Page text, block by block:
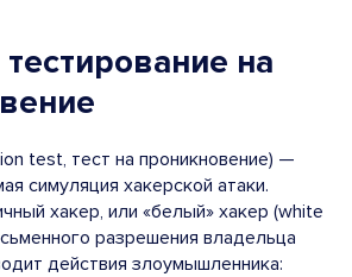
на
test, тест на проникновение) —
симуляция хакерской атаки.
хакер, или «белый» хакер (white
разрешения владельца
действия злоумышленника: